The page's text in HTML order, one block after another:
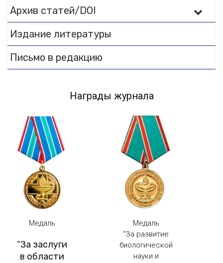
Архив статей/DOI
Издание литературы
Письмо в редакцию
Награды журнала
Медаль
“За заслуги
в области
Медаль
“За развитие
биологической
науки и